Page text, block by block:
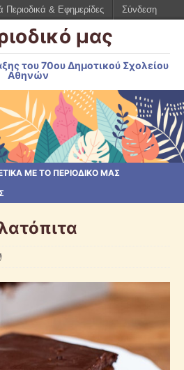
μας
του 70ου Δημοτικού Σχολείου
Αθηνών
ΜΕ ΤΟ ΠΕΡΙΟΔΙΚΌ ΜΑΣ
Περιοδικά & Εφημερίδες Σύνδεση